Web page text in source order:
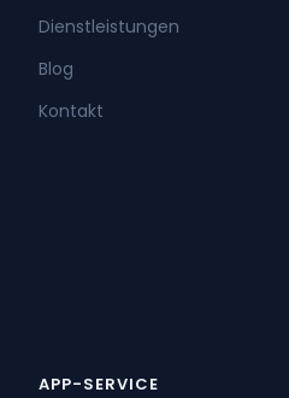
Dienstleistungen
Blog
Kontakt
APP-SERVICE